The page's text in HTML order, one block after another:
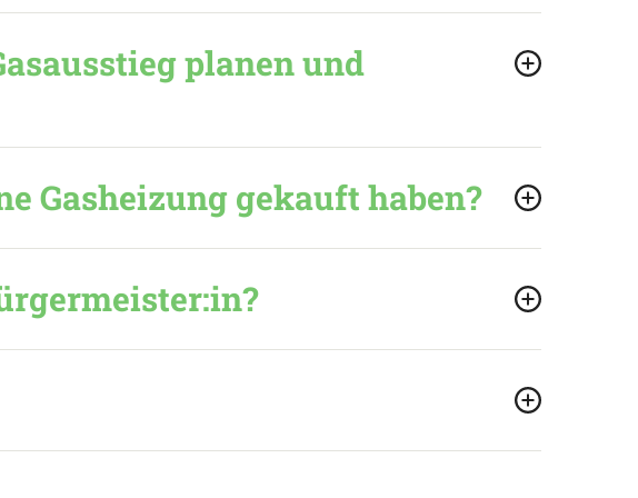
planen und
Gasheizung gekauft haben?